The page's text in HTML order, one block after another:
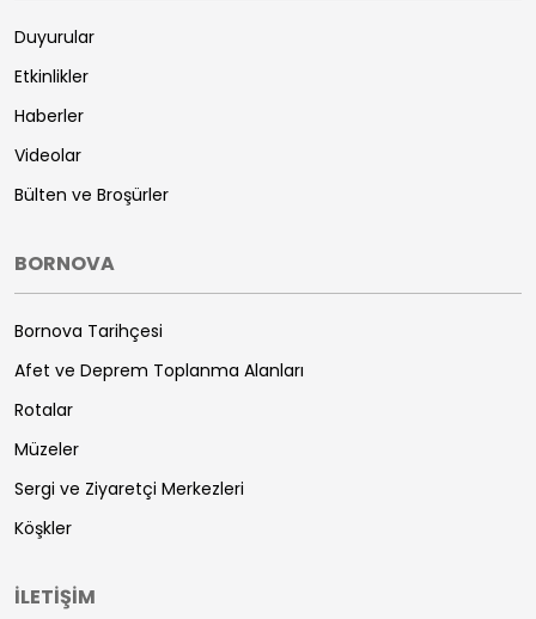
Duyurular
Etkinlikler
Haberler
Videolar
Bülten ve Broşürler
BORNOVA
Bornova Tarihçesi
Afet ve Deprem Toplanma Alanları
Rotalar
Müzeler
Sergi ve Ziyaretçi Merkezleri
Köşkler
İLETİŞİM